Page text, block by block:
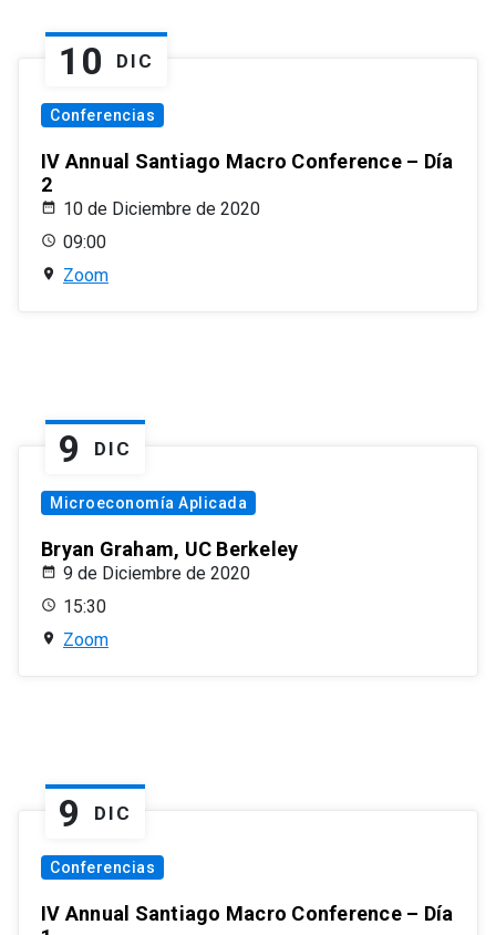
10 DIC
Conferencias
IV Annual Santiago Macro Conference – Día
2
10 de Diciembre de 2020
09:00
Zoom
9 DIC
Microeconomía Aplicada
Bryan Graham, UC Berkeley
9 de Diciembre de 2020
15:30
Zoom
9 DIC
Conferencias
IV Annual Santiago Macro Conference – Día